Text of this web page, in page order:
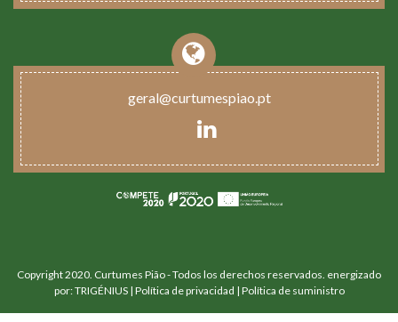
geral@curtumespiao.pt
Copyright 2020. Curtumes Pião - Todos los derechos reservados. energizado
por: TRIGÉNIUS | Política de privacidad | Política de suministro